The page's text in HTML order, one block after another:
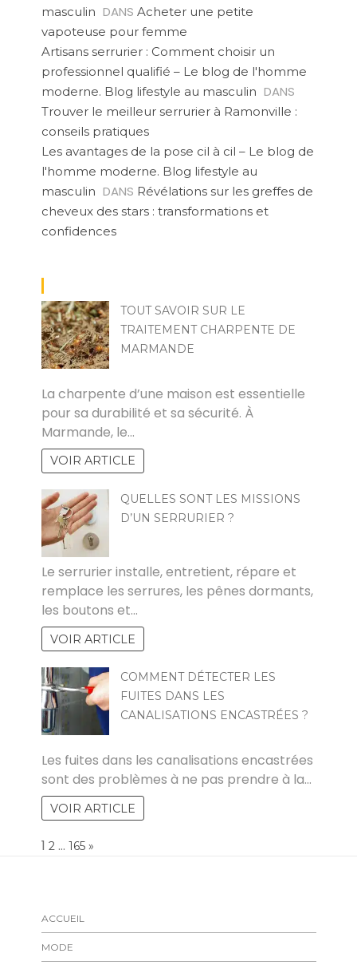
masculin DANS Acheter une petite
vapoteuse pour femme
Artisans serrurier : Comment choisir un
professionnel qualifié – Le blog de l'homme
moderne. Blog lifestyle au masculin DANS
Trouver le meilleur serrurier à Ramonville :
conseils pratiques
Les avantages de la pose cil à cil – Le blog de
l'homme moderne. Blog lifestyle au
masculin DANS Révélations sur les greffes de
cheveux des stars : transformations et
confidences
TOUT SAVOIR SUR LE
TRAITEMENT CHARPENTE DE
MARMANDE
La charpente d’une maison est essentielle
pour sa durabilité et sa sécurité. À
Marmande, le…
VOIR ARTICLE
QUELLES SONT LES MISSIONS
D’UN SERRURIER ?
Le serrurier installe, entretient, répare et
remplace les serrures, les pênes dormants,
les boutons et…
VOIR ARTICLE
COMMENT DÉTECTER LES
FUITES DANS LES
CANALISATIONS ENCASTRÉES ?
Les fuites dans les canalisations encastrées
sont des problèmes à ne pas prendre à la…
VOIR ARTICLE
Page:
1 2 … 165 NEXT
»
ACCUEIL
MODE